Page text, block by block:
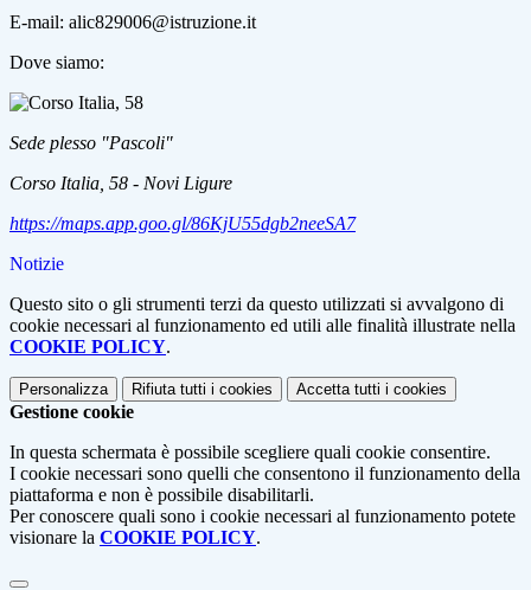
E-mail: alic829006@istruzione.it
Dove siamo:
Sede plesso "Pascoli"
Corso Italia, 58 - Novi Ligure
https://maps.app.goo.gl/86KjU55dgb2neeSA7
Notizie
Questo sito o gli strumenti terzi da questo utilizzati si avvalgono di
cookie necessari al funzionamento ed utili alle finalità illustrate nella
COOKIE POLICY.
Personalizza Rifiuta tutti i cookies Accetta tutti i cookies
Gestione cookie
In questa schermata è possibile scegliere quali cookie consentire.
I cookie necessari sono quelli che consentono il funzionamento della
piattaforma e non è possibile disabilitarli.
Per conoscere quali sono i cookie necessari al funzionamento potete
visionare la COOKIE POLICY.